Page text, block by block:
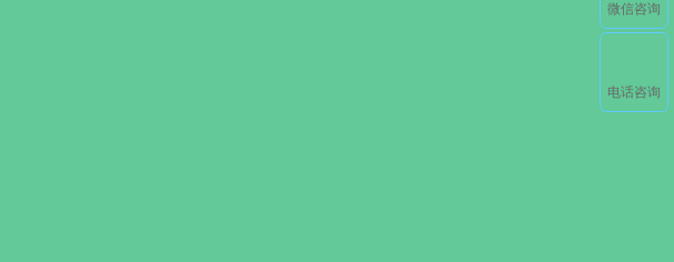
微信咨询
电话咨询